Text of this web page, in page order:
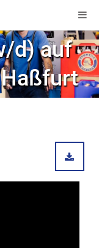
d) auf